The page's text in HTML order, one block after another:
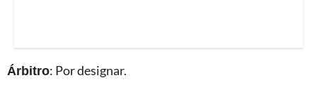
Árbitro: Por designar.